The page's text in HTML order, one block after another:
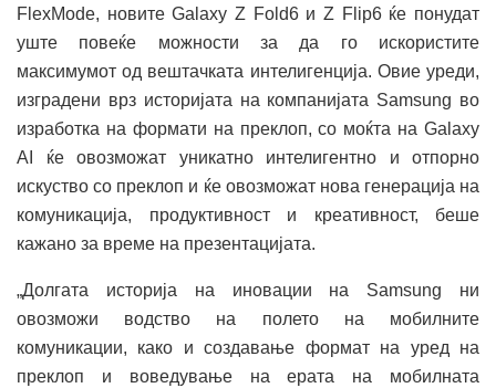
FlexMode, новите Galaxy Z Fold6 и Z Flip6 ќе понудат
уште повеќе можности за да го искористите
максимумот од вештачката интелигенција. Овие уреди,
изградени врз историјата на компанијата Samsung во
изработка на формати на преклоп, со моќта на Galaxy
AI ќе овозможат уникатно интелигентно и отпорно
искуство со преклоп и ќе овозможат нова генерација на
комуникација, продуктивност и креативност, беше
кажано за време на презентацијата.
„Долгата историја на иновации на Samsung ни
овозможи водство на полето на мобилните
комуникации, како и создавање формат на уред на
преклоп и воведување на ерата на мобилната